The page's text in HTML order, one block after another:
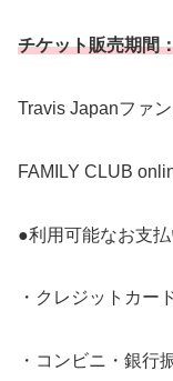
チケット販売期間
Travis Japanファ
FAMILY CLUB
●利用可能なお支
・クレジットカー
・コンビニ・銀行